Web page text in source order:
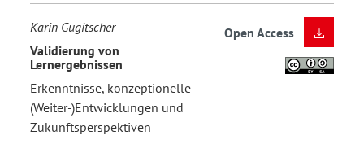
Karin Gugitscher
Validierung von
Lernergebnissen
Erkenntnisse, konzeptionelle
(Weiter-)Entwicklungen und
Zukunftsperspektiven
Open Access